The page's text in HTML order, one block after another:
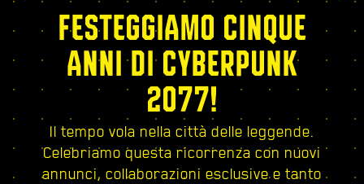
FESTEGGIAMO CINQUE
ANNI DI CYBERPUNK
2077!
Il tempo vola nella città delle leggende.
Celebriamo questa ricorrenza con nuovi
annunci, collaborazioni esclusive e tanto